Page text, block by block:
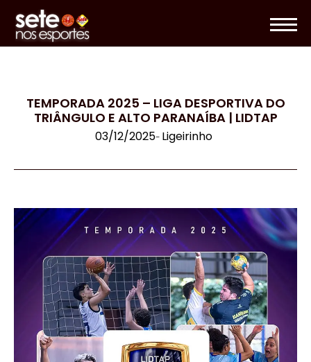
TEMPORADA 2025 – LIGA DESPORTIVA DO
TRIÂNGULO E ALTO PARANAÍBA | LIDTAP
03/12/2025- Ligeirinho